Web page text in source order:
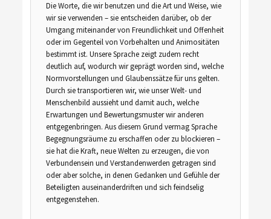
Die Worte, die wir benutzen und die Art und Weise, wie
wir sie verwenden – sie entscheiden darüber, ob der
Umgang miteinander von Freundlichkeit und Offenheit
oder im Gegenteil von Vorbehalten und Animositäten
bestimmt ist. Unsere Sprache zeigt zudem recht
deutlich auf, wodurch wir geprägt worden sind, welche
Normvorstellungen und Glaubenssätze für uns gelten.
Durch sie transportieren wir, wie unser Welt- und
Menschenbild aussieht und damit auch, welche
Erwartungen und Bewertungsmuster wir anderen
entgegenbringen. Aus diesem Grund vermag Sprache
Begegnungsräume zu erschaffen oder zu blockieren –
sie hat die Kraft, neue Welten zu erzeugen, die von
Verbundensein und Verstandenwerden getragen sind
oder aber solche, in denen Gedanken und Gefühle der
Beteiligten auseinanderdriften und sich feindselig
entgegenstehen.